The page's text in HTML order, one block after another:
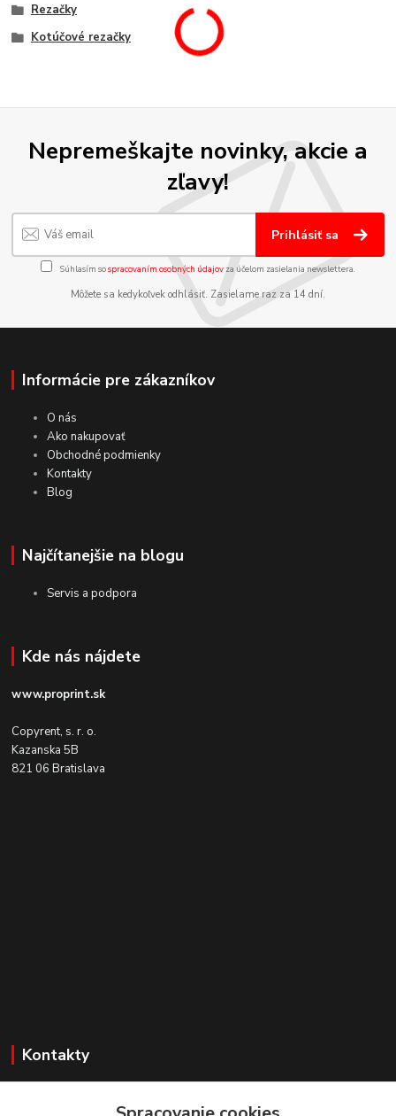
Rezačky
Kotúčové rezačky
Nepremeškajte novinky, akcie a
zľavy!
Prihlásiť sa
Súhlasím sospracovaním osobných údajov za účelom zasielania newslettera.
Môžete sa kedykoľvek odhlásiť. Zasielame raz za 14 dní.
Informácie pre zákazníkov
O nás
Ako nakupovať
Obchodné podmienky
Kontakty
Blog
Najčítanejšie na blogu
Servis a podpora
Kde nás nájdete
www.proprint.sk
Copyrent, s. r. o.
Kazanska 5B
821 06 Bratislava
Kontakty
+421 918 177611